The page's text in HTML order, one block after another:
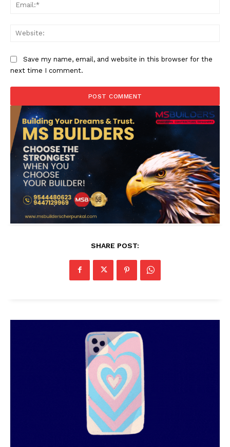
Save my name, email, and website in this browser for the
next time I comment.
SHARE POST: